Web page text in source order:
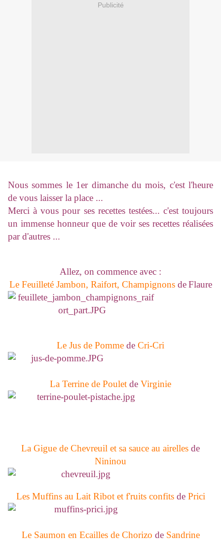
Publicité
Nous sommes le 1er dimanche du mois, c'est l'heure
de vous laisser la place ...
Merci à vous pour ses recettes testées... c'est toujours
un immense honneur que de voir ses recettes réalisées
par d'autres ...
Allez, on commence avec :
Le Feuilleté Jambon, Raifort, Champignonsde Flaure
Le Jus de Pomme de Cri-Cri
La Terrine de Poulet de Virginie
La Gigue de Chevreuil et sa sauce au airelles de
Nininou
Les Muffins au Lait Ribot et f'ruits confitsde Prici
Le Saumon en Ecailles de Chorizo de Sandrine